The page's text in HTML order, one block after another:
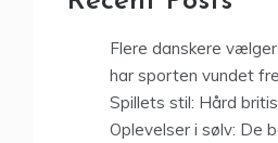
Flere danskere
har sporten vundet
Spillets stil: Hård
Oplevelser i sølv: De